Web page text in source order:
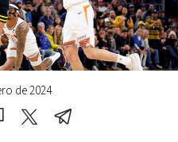
de 2024